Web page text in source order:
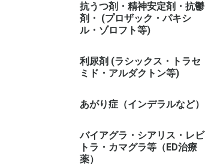
抗うつ剤・精神安定剤・抗鬱
剤・ (プロザック・パキシ
ル・ゾロフト等)
利尿剤 (ラシックス・トラセ
ミド・アルダクトン等)
あがり症（インデラルなど）
バイアグラ・シアリス・レビ
トラ・カマグラ等（ED治療
薬）